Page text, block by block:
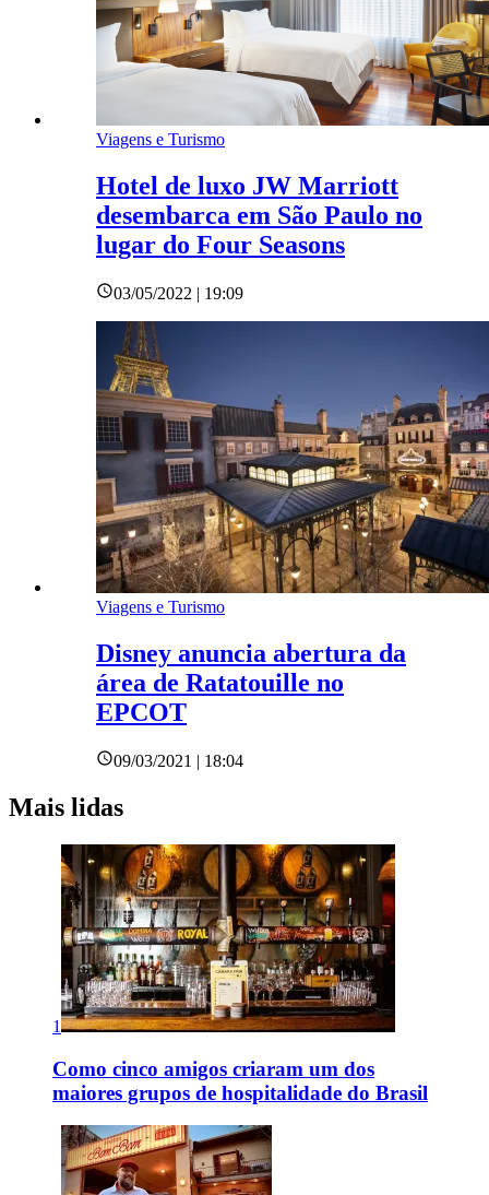
Viagens e Turismo
Hotel de luxo JW Marriott
desembarca em São Paulo no
lugar do Four Seasons
03/05/2022 | 19:09
Viagens e Turismo
Disney anuncia abertura da
área de Ratatouille no
EPCOT
09/03/2021 | 18:04
Mais lidas
1
Como cinco amigos criaram um dos
maiores grupos de hospitalidade do Brasil